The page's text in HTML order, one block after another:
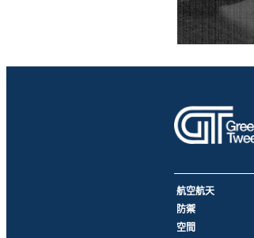
航空航天
防禦
空間